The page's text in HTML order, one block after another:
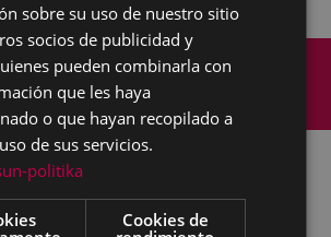
Aviso legal
de cookies
Accesibilidad
sobre su uso de nuestro sitio
socios de publicidad y
pueden combinarla con
que les haya
o que hayan recopilado a
de sus servicios.
politika
Cookies de